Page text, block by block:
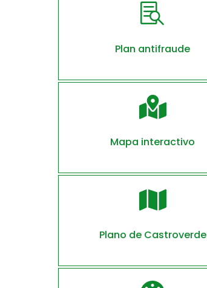

Plan antifraude

Mapa interactivo

Plano de Castroverde